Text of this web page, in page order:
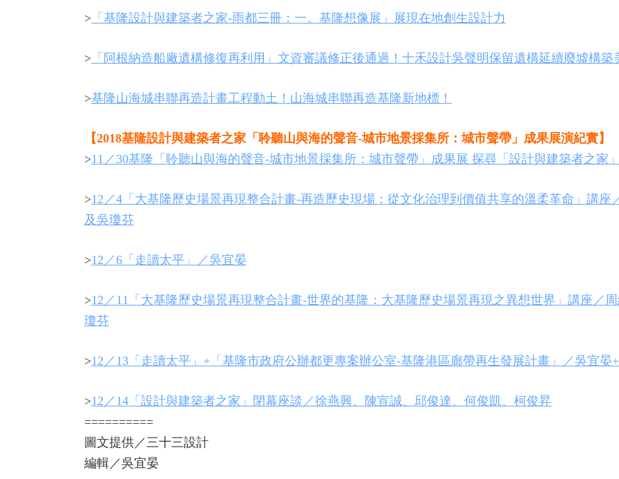
> 「基隆設計與建築者之家-雨都三冊：一。基隆想像展」展現在地創生設計力
> 「阿根納造船廠遺構修復再利用」文資審議修正後通過！十禾設計吳聲明保留遺構延續廢墟構築
>基隆山海城串聯再造計畫工程動土！山海城串聯再造基隆新地標！
【2018基隆設計與建築者之家「聆聽山與海的聲音-城市地景採集所：城市聲帶」成果展演紀實】
>11／30基隆「聆聽山與海的聲音-城市地景採集所：城市聲帶」成果展 探尋「設計與建築者之家
>12／4「大基隆歷史場景再現整合計畫-再造歷史現場：從文化治理到價值共享的溫柔革命」講座
及吳瓊芬
>12／6「走讀太平」／吳宜晏
>12／11「大基隆歷史場景再現整合計畫-世界的基隆：大基隆歷史場景再現之異想世界」講座／
瓊芬
>12／13「走讀太平」+「基隆市政府公辦都更專案辦公室-基隆港區廊帶再生發展計畫」／吳宜晏
>12／14「設計與建築者之家」閉幕座談／徐燕興、陳宣誠、邱俊達、何俊凱、柯俊昇
==========
圖文提供／三十三設計
編輯／吳宜晏